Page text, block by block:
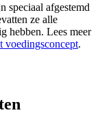
speciaal afgestemd
ze alle
hebben. Lees meer
voedingsconcept.